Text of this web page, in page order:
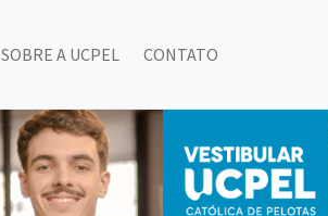
SOBRE A UCPEL CONTATO